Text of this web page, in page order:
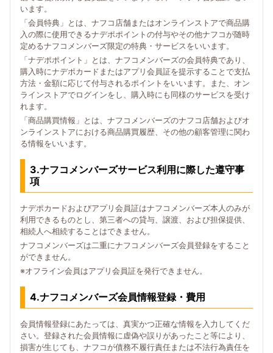
います。
「会員特典」とは、ナフコ店舗またはオンラインストアで商品購
入の際に使用できるナデポポイントの付与やその他ナフコが随時
定めるナフコメンバーズ限定の特典・サービスをいいます。
「ナデポポイント」とは、ナフコメンバーズの会員特典であり、
購入時にナデポカードまたはアプリ会員証を提示することで支払
方法・金額に応じて付与されるポイントをいいます。また、オン
ラインストアでログインをし、購入時にも同様のサービスを受け
れます。
「商品購買情報」とは、ナフコメンバーズのナフコ店舗およびオ
ンラインストアにおける商品購買履歴、その他の顧客管理に関わ
る情報をいいます。
3.ナフコメンバーズサービス利用に際した遵守事
項
ナデポカードおよびアプリ会員証はナフコメンバーズ本人のみが
利用できるものとし、第三者への貸与、譲渡、および担保提供、
相続人へ相続することはできません。
ナフコメンバーズは二重にナフコメンバーズ会員登録をすること
ができません。
※オフライン会員はアプリ会員証を発行できません。
4.ナフコメンバーズ会員情報登録・費用
会員情報登録にあたっては、真実かつ正確な情報を入力してくだ
さい。登録された会員情報に虚偽や誤りがあったこと等により、
損害が生じても、ナフコが債務不履行責任または不法行為責任を